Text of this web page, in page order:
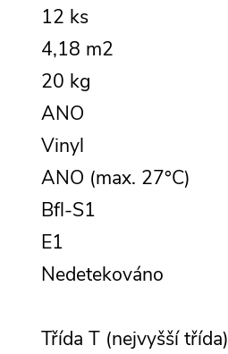
12 ks
4,18 m2
20 kg
ANO
Vinyl
ANO (max. 27°C)
Bfl-S1
E1
Nedetekováno
Třída T (nejvyšší třída)